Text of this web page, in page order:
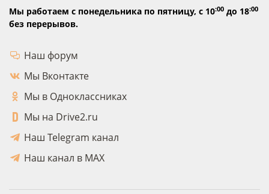
Мы работаем с понедельника по пятницу, с 10:00 до 18:00
без перерывов.
Наш форум
Мы Вконтакте
Мы в Одноклассниках
Мы на Drive2.ru
Наш Telegram канал
Наш канал в MAX